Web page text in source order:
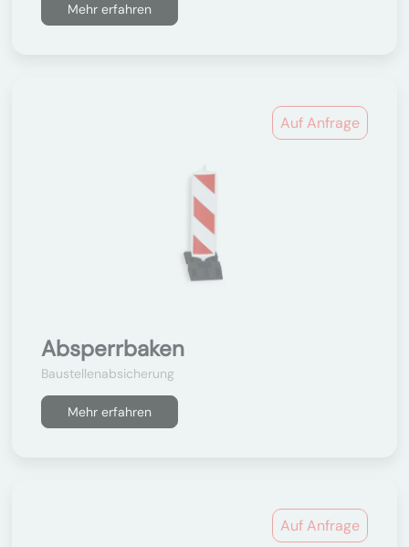
Mehr erfahren
Auf Anfrage
Absperrbaken
Baustellenabsicherung
Mehr erfahren
Auf Anfrage